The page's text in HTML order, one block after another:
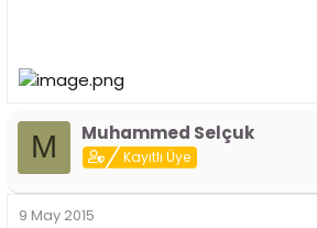
M Muhammed Selçuk
Kayıtlı Üye
9 May 2015